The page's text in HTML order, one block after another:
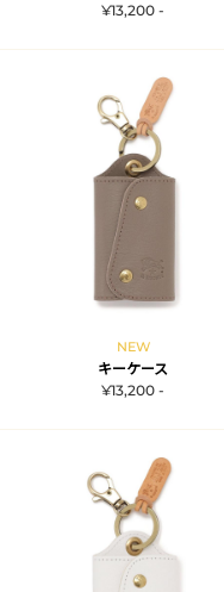
¥13,200 -
NEW
キーケース
¥13,200 -